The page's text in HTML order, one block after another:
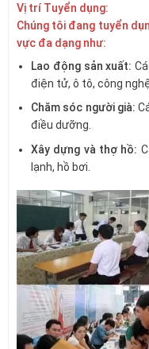
Vị trí Tuyển dụng:
Chúng tôi đang tuyển
vực đa dạng như:
Lao động sản xuất:
điện tử, ô tô, công
Chăm sóc người già:
điều dưỡng.
Xây dựng và thợ hồ:
lạnh, hồ bơi.